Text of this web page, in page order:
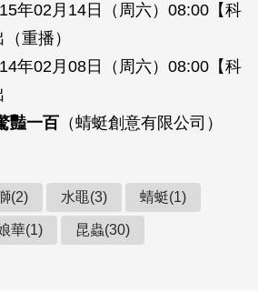
年02月14日（周六）08:00【科
重播）
日（周六）08:00【科
豔一百 （蜻蜓創意有限公司）
(2) 水黽(3) 蜻蜓(1)
華(1) 昆蟲(30)